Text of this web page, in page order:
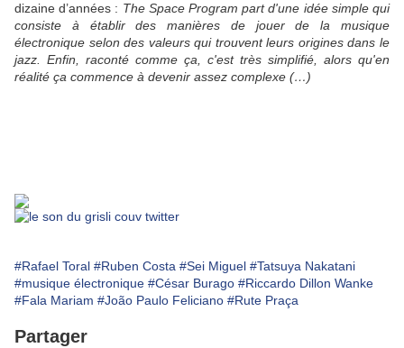
dizaine d’années : The Space Program part d'une idée simple qui
consiste à établir des manières de jouer de la musique
électronique selon des valeurs qui trouvent leurs origines dans le
jazz. Enfin, raconté comme ça, c'est très simplifié, alors qu'en
réalité ça commence à devenir assez complexe (…)
#Rafael Toral #Ruben Costa #Sei Miguel #Tatsuya Nakatani
#musique électronique #César Burago #Riccardo Dillon Wanke
#Fala Mariam #João Paulo Feliciano #Rute Praça
Partager